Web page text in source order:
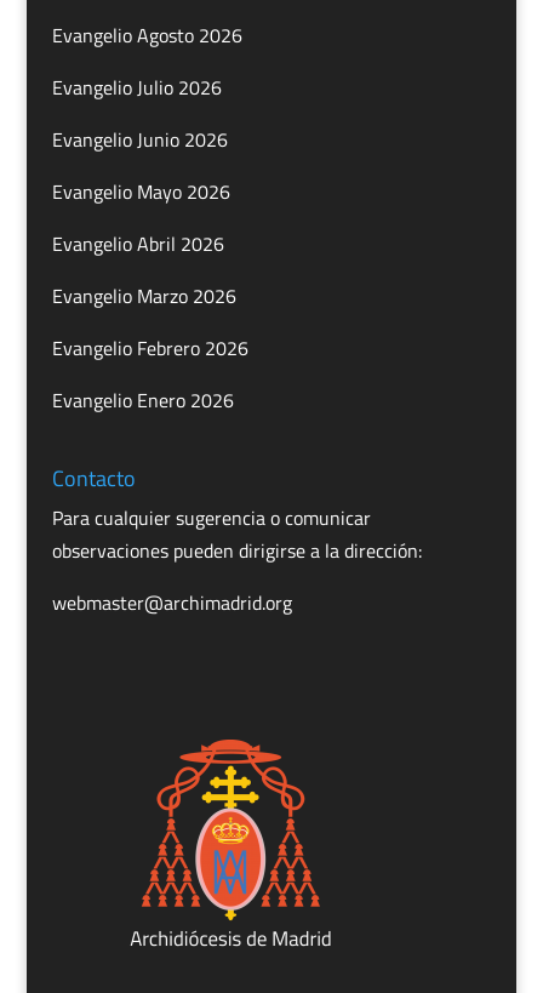
Evangelio Agosto 2026
Evangelio Julio 2026
Evangelio Junio 2026
Evangelio Mayo 2026
Evangelio Abril 2026
Evangelio Marzo 2026
Evangelio Febrero 2026
Evangelio Enero 2026
Contacto
Para cualquier sugerencia o comunicar
observaciones pueden dirigirse a la dirección:
webmaster@archimadrid.org